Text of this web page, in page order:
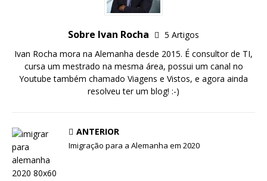
Sobre Ivan Rocha
5 Artigos
Ivan Rocha mora na Alemanha desde 2015. É consultor de TI,
cursa um mestrado na mesma área, possui um canal no
Youtube também chamado Viagens e Vistos, e agora ainda
resolveu ter um blog! :-)
ANTERIOR
Imigração para a Alemanha em 2020